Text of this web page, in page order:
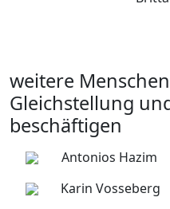
weitere
Gleichstellung
beschäftigen
Antonios Hazim
Karin Vosseberg